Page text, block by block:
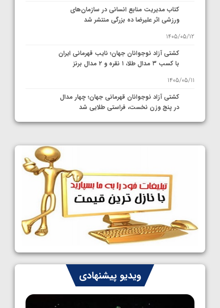
کتاب مدیریت منابع انسانی در سازمان‌های
ورزشی اثر علیرضا ده بزرگی منتشر شد
1405/05/12
کشتی آزاد نوجوانان جهان؛ نایب قهرمانی ایران
با کسب ۳ مدال طلا، ۱ نقره و ۲ مدال برنز
1405/05/11
کشتی آزاد نوجوانان قهرمانی جهان؛ چهار مدال
در پنج وزن نخست، فراستی طلایی شد
1405/05/11
کشتی آزاد نوجوانان جهان؛ رقبای نمایندگان
ایران مشخص شدند
1405/05/08
کشتی فرنگی نوجوانان جهان؛ سکوی تیمی
سوم برای ایران
1405/05/07
ایران چشم به راه چهار مدال در پنج وزن دوم
کشتی فرنگی نوجوانان جهان
1405/05/06
ویدیو پیشنهادی